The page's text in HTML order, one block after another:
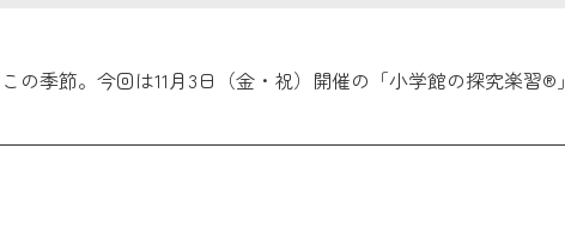
季節。今回は11月3日（金・祝）開催の「小学館の探究楽習®」